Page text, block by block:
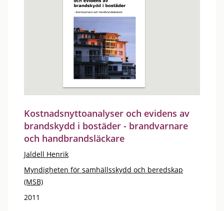
Kostnadsnyttoanalyser och evidens av
brandskydd i bostäder - brandvarnare
och handbrandsläckare
Jaldell Henrik
Myndigheten för samhällsskydd och beredskap
(MSB)
2011